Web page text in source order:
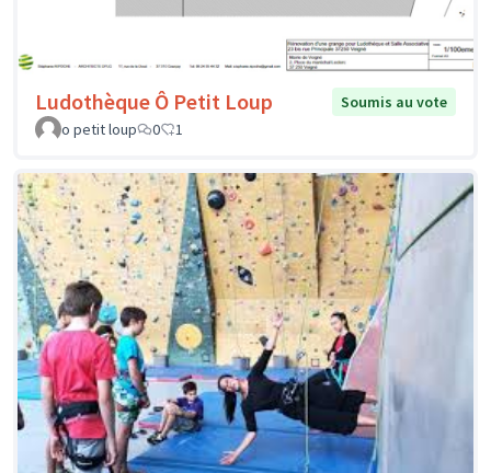
Ludothèque Ô Petit Loup
Soumis au vote
o petit loup
0 1